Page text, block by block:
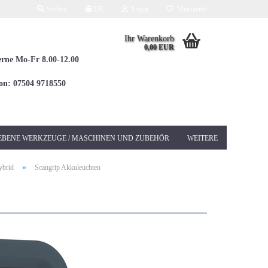
Mo-Fr 8.00-12.00
07504 9718550
Ihr Warenkorb
0,00 EUR
WERKZEUGE / MASCHINEN UND ZUBEHÖR WEITERE
Sanierungsschleifer
» Scangrip Akkuleuchten